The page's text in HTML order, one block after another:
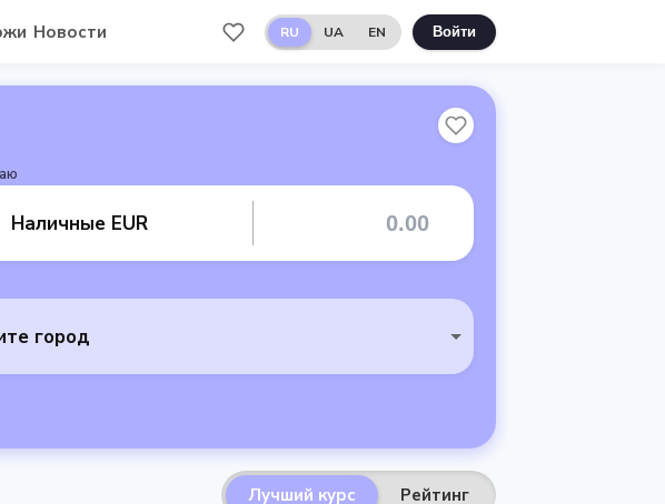
Новости RU UA EN Войти
Наличные EUR
город
Лучший курс Рейтинг